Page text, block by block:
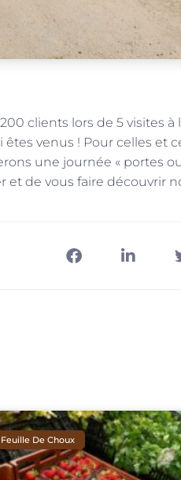
clients lors de 5 visites
êtes venus ! Pour celles et
une journée « portes
et de vous faire découvrir
Feuille De Choux